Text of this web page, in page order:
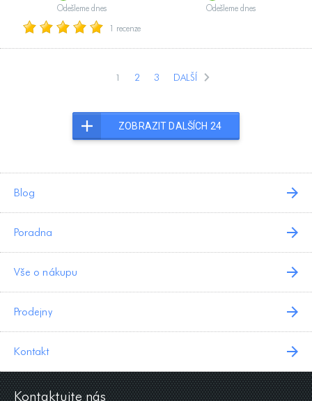
Odešleme dnes
1 recenze
Odešleme dnes
1 2 3 DALŠÍ
ZOBRAZIT DALŠÍCH 24
Blog
Poradna
Vše o nákupu
Prodejny
Kontakt
Kontaktujte nás